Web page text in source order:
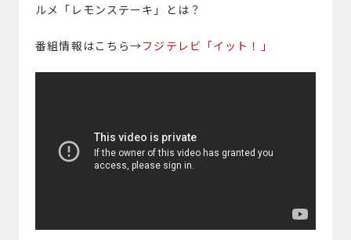
ルメ「レモンステーキ」とは？
番組情報はこちら→フジテレビ「イット！」